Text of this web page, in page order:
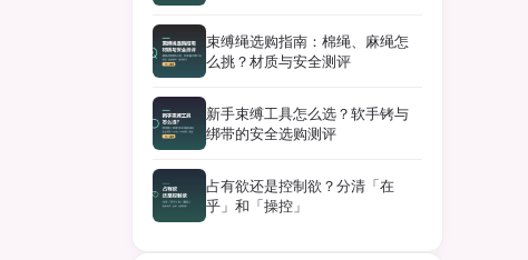
束缚绳选购指南：棉绳、麻绳怎
么挑？材质与安全测评
新手束缚工具怎么选？软手铐与
绑带的安全选购测评
占有欲还是控制欲？分清「在
乎」和「操控」